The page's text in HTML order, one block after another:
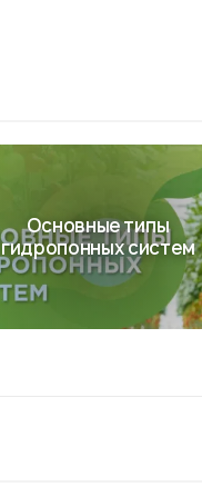
Основные типы
гидропонных систем